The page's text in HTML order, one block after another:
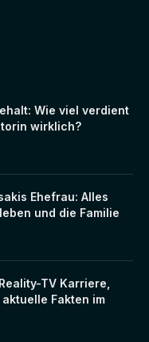
Wie viel verdient
wirklich?
Ehefrau: Alles
und die Familie
TV Karriere,
Fakten im